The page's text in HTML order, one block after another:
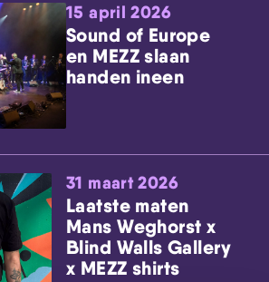
15 april 2026
Sound of Europe
en MEZZ slaan
handen ineen
31 maart 2026
Laatste maten
Mans Weghorst x
Blind Walls Gallery
x MEZZ shirts